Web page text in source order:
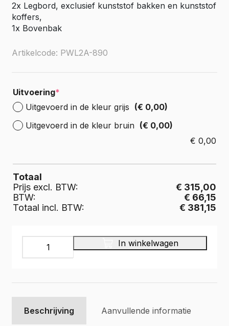
2x Legbord, exclusief kunststof bakken en kunststof
koffers,
1x Bovenbak
Artikelcode: PWL2A-890
Uitvoering*
Uitgevoerd in de kleur grijs (€ 0,00)
Uitgevoerd in de kleur bruin (€ 0,00)
€ 0,00
Totaal
Prijs excl. BTW:
€ 315,00
BTW:
€ 66,15
Totaal incl. BTW:
€ 381,15
Multiplex
bedrijfswageninrichting,
890
aantal
In winkelwagen
Beschrijving Aanvullende informatie